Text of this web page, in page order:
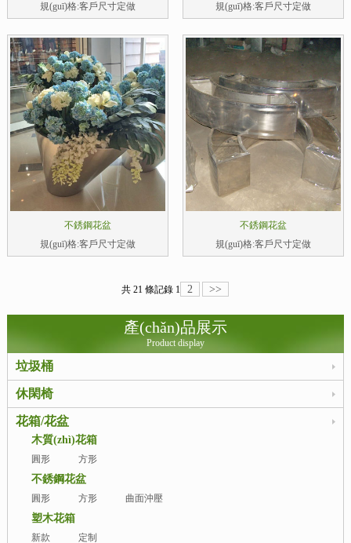
產(chǎn)品展示
Product display
垃圾桶
休閑椅
花箱/花盆
木質(zhì)花箱
圓形 方形
不銹鋼花盆
圓形 方形 曲面沖壓
塑木花箱
新款 定制
規(guī)格:客戶尺寸定做
規(guī)格:客戶尺寸定做
不銹鋼花盆
規(guī)格:客戶尺寸定做
不銹鋼花盆
規(guī)格:客戶尺寸定做
共 21 條記錄 1 2 >>